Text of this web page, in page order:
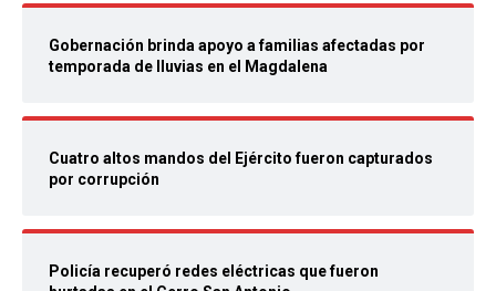
Gobernación brinda apoyo a familias afectadas por
temporada de lluvias en el Magdalena
Cuatro altos mandos del Ejército fueron capturados
por corrupción
Policía recuperó redes eléctricas que fueron